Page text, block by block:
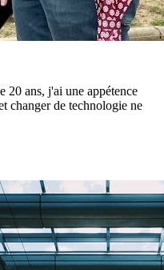
20 ans, j'ai une appétence
changer de technologie ne